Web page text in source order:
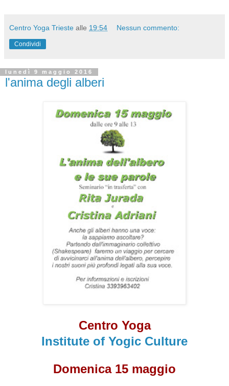
Centro Yoga Trieste alle 19:54 Nessun commento:
Condividi
lunedì 9 maggio 2016
l'anima degli alberi
Centro Yoga
Institute of Yogic Culture
Domenica 15 maggio